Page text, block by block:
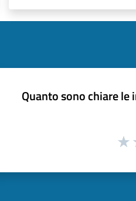
Quanto sono chiare